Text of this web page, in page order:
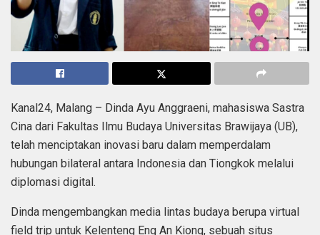
Kanal24, Malang – Dinda Ayu Anggraeni, mahasiswa Sastra
Cina dari Fakultas Ilmu Budaya Universitas Brawijaya (UB),
telah menciptakan inovasi baru dalam memperdalam
hubungan bilateral antara Indonesia dan Tiongkok melalui
diplomasi digital.
Dinda mengembangkan media lintas budaya berupa virtual
field trip untuk Kelenteng Eng An Kiong, sebuah situs